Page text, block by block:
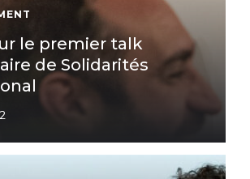
le premier talk
de Solidarités